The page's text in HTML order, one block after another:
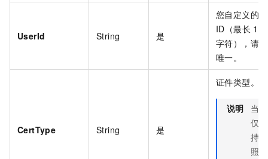
UserId String 是
您自定义的
ID（最长 100
字符），请
唯一。
CertType String 是
证件类型。
说明
当前
仅支
持护
照认